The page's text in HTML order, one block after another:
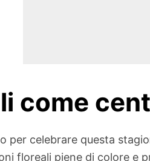
come
per celebrare questa
floreali piene di colore e